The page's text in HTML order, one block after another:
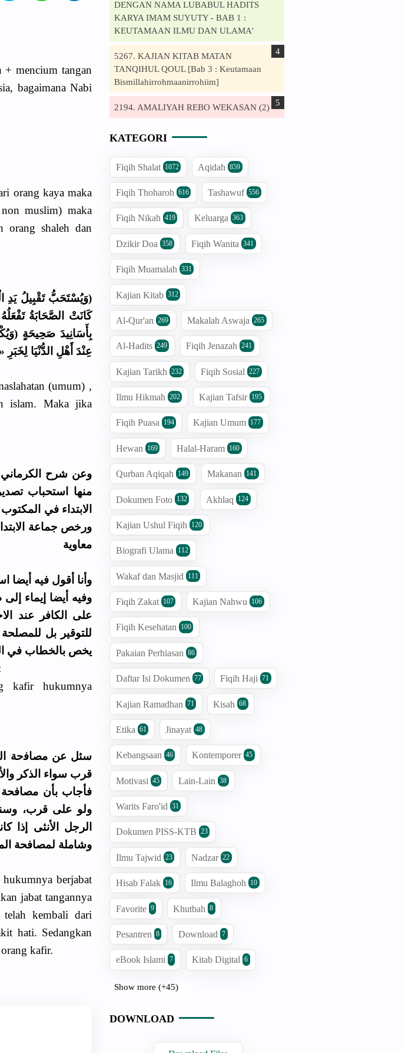
+ mencium tangan
bagaimana Nabi
orang kaya maka
muslim) maka
orang shaleh dan
(وَيُسْتَحَبُّ تَقْبِيلُ يَدِ
كَانَتْ الصَّحَابَةُ
بِأَسَانِيدَ صَحِيحَةٍ
عِنْدَ أَهْلِ الدُّنْيَا
(umum) ,
islam. Maka jika
وعن شرح
منها استحباب
الابتداء في
ورخص جماعة
معاوية
وأنا أقول فيه
وفيه أيضا إيماء
على الكافر عند
للتوقير بل
يخص بالخطاب في
kafir hukumnya
ﺳﺌﻞ ﻋﻦ ﻣﺼﺎﻓحة
ﻗﺮﺏ ﺳﻮاء اﻟﺬﻛﺮ
ﻓﺄﺟﺎﺏ ﺑﺄﻥ
ﻭﻟﻮ ﻋﻠﻰ ﻗﺮﺏ،
اﻟﺮﺟﻞ اﻷﻧﺜﻰ ﺇﺫا
ﻭﺷﺎﻣﻠﺔ ﻟﻤﺼﺎﻓﺤﺔ
berjabat
jabat tangannya
telah kembali dari
hati. Sedangkan
kafir.
DENGAN NAMA LUBABUL HADITS
KARYA IMAM SUYUTY - BAB 1 :
KEUTAMAAN ILMU DAN ULAMA'
5267. KAJIAN KITAB MATAN
TANQIHUL QOUL [Bab 3 : Keutamaan
Bismillahirrohmaanirrohiim]
2194. AMALIYAH REBO WEKASAN (2)
KATEGORI
Fiqih Shalat 1072 Aqidah 859
Fiqih Thoharoh 616 Tashawuf 556
Fiqih Nikah 419 Keluarga 363
Dzikir Doa 358 Fiqih Wanita 341
Fiqih Muamalah 331
Kajian Kitab 312
Al-Qur'an 269 Makalah Aswaja 265
Al-Hadits 249 Fiqih Jenazah 241
Kajian Tarikh 232 Fiqih Sosial 227
Ilmu Hikmah 202 Kajian Tafsir 195
Fiqih Puasa 194 Kajian Umum 177
Hewan 169 Halal-Haram 160
Qurban Aqiqah 149 Makanan 141
Dokumen Foto 132 Akhlaq 124
Kajian Ushul Fiqih 120
Biografi Ulama 112
Wakaf dan Masjid 111
Fiqih Zakat 107 Kajian Nahwu 106
Fiqih Kesehatan 100
Pakaian Perhiasan 86
Daftar Isi Dokumen 77 Fiqih Haji 71
Kajian Ramadhan 71 Kisah 68
Etika 61 Jinayat 48
Kebangsaan 46 Kontemporer 45
Motivasi 45 Lain-Lain 38
Warits Faro'id 31
Dokumen PISS-KTB 23
Ilmu Tajwid 23 Nadzar 22
Hisab Falak 16 Ilmu Balaghoh 10
Favorite 9 Khutbah 8
Pesantren 8 Download 7
eBook Islami 7 Kitab Digital 6
Show more (+45)
DOWNLOAD